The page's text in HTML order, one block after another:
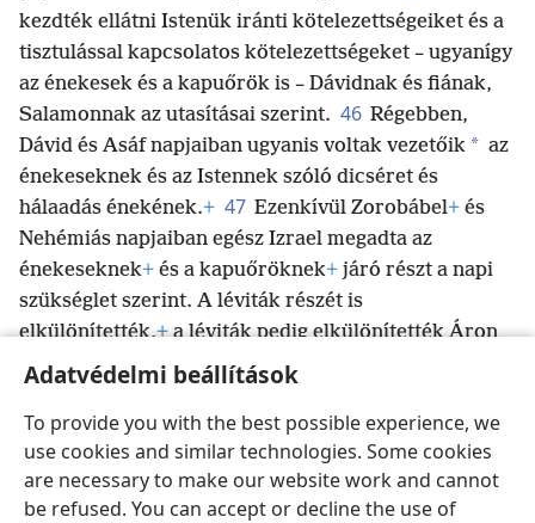
Adatvédelmi beállítások
To provide you with the best possible experience, we
use cookies and similar technologies. Some cookies
are necessary to make our website work and cannot
be refused. You can accept or decline the use of
kezdték ellátni Istenük iránti kötelezettségeiket és a
tisztulással kapcsolatos kötelezettségeket – ugyanígy
az énekesek és a kapuőrök is – Dávidnak és fiának,
Salamonnak az utasításai szerint. 46 Régebben,
Dávid és Asáf napjaiban ugyanis voltak vezetőik * az
énekeseknek és az Istennek szóló dicséret és
hálaadás énekének.+ 47 Ezenkívül Zorobábel+ és
Nehémiás napjaiban egész Izrael megadta az
énekeseknek+ és a kapuőröknek+ járó részt a napi
szükséglet szerint. A léviták részét is
elkülönítették,+a léviták pedig elkülönítették Áron
leszármazottainak a részét.
Magyar Megosztás Beállítások